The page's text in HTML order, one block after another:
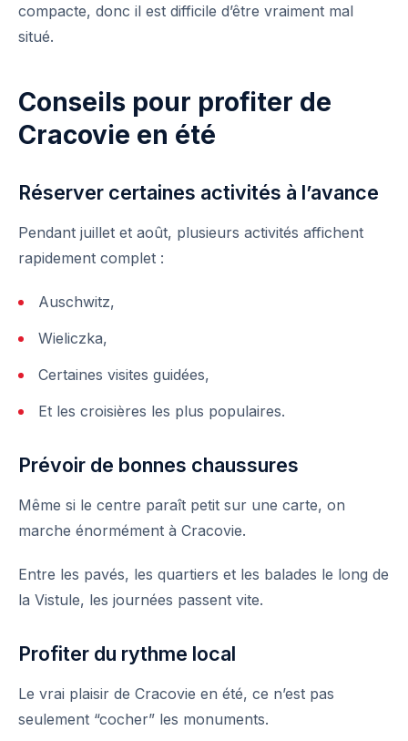
compacte, donc il est difficile d’être vraiment mal
situé.
Conseils pour profiter de
Cracovie en été
Réserver certaines activités à l’avance
Pendant juillet et août, plusieurs activités affichent
rapidement complet :
Auschwitz,
Wieliczka,
Certaines visites guidées,
Et les croisières les plus populaires.
Prévoir de bonnes chaussures
Même si le centre paraît petit sur une carte, on
marche énormément à Cracovie.
Entre les pavés, les quartiers et les balades le long de
la Vistule, les journées passent vite.
Profiter du rythme local
Le vrai plaisir de Cracovie en été, ce n’est pas
seulement “cocher” les monuments.